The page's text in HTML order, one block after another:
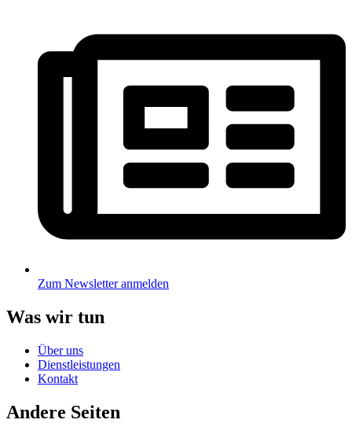
Zum Newsletter anmelden
Was wir tun
Über uns
Dienstleistungen
Kontakt
Andere Seiten